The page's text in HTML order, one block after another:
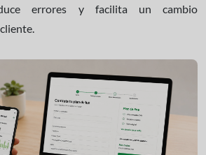
errores y facilita un cambio